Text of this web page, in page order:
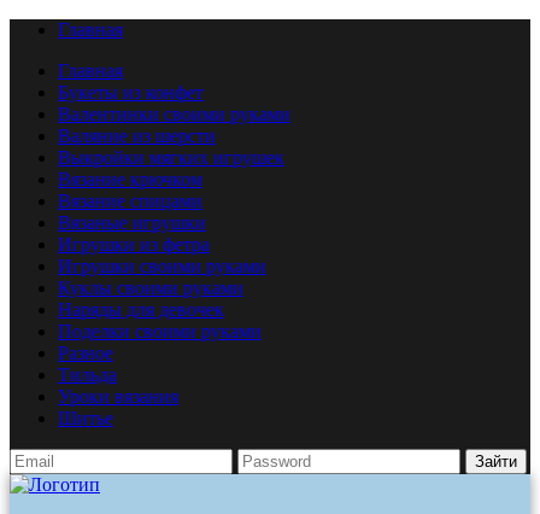
Главная
Главная
Букеты из конфет
Валентинки своими руками
Валяние из шерсти
Выкройки мягких игрушек
Вязание крючком
Вязание спицами
Вязаные игрушки
Игрушки из фетра
Игрушки своими руками
Куклы своими руками
Наряды для девочек
Поделки своими руками
Разное
Тильда
Уроки вязания
Шитье
Зайти